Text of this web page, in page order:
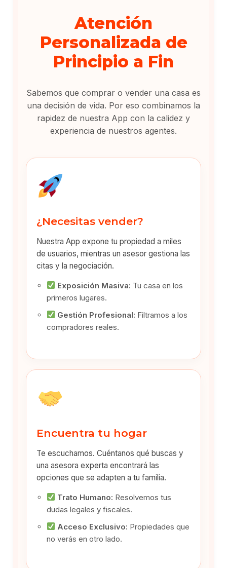
Atención
Personalizada de
Principio a Fin
Sabemos que comprar o vender una casa es
una decisión de vida. Por eso combinamos la
rapidez de nuestra App con la calidez y
experiencia de nuestros agentes.
¿Necesitas vender?
Nuestra App expone tu propiedad a miles
de usuarios, mientras un asesor gestiona las
citas y la negociación.
Exposición Masiva: Tu casa en los
primeros lugares.
Gestión Profesional: Filtramos a los
compradores reales.
Encuentra tu hogar
Te escuchamos. Cuéntanos qué buscas y
una asesora experta encontrará las
opciones que se adapten a tu familia.
Trato Humano: Resolvemos tus
dudas legales y fiscales.
Acceso Exclusivo: Propiedades que
no verás en otro lado.